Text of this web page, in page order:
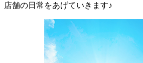
店舗の日常をあげていきます♪